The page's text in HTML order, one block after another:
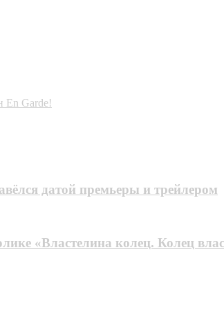
En Garde!
датой премьеры и трейлером
«Властелина колец. Колец